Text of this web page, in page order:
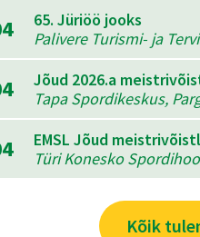
65. Jüriöö jooks
Palivere Turismi- ja
Jõud 2026.a
Tapa Spordikeskus,
EMSL Jõud
Türi Konesko
Kõik